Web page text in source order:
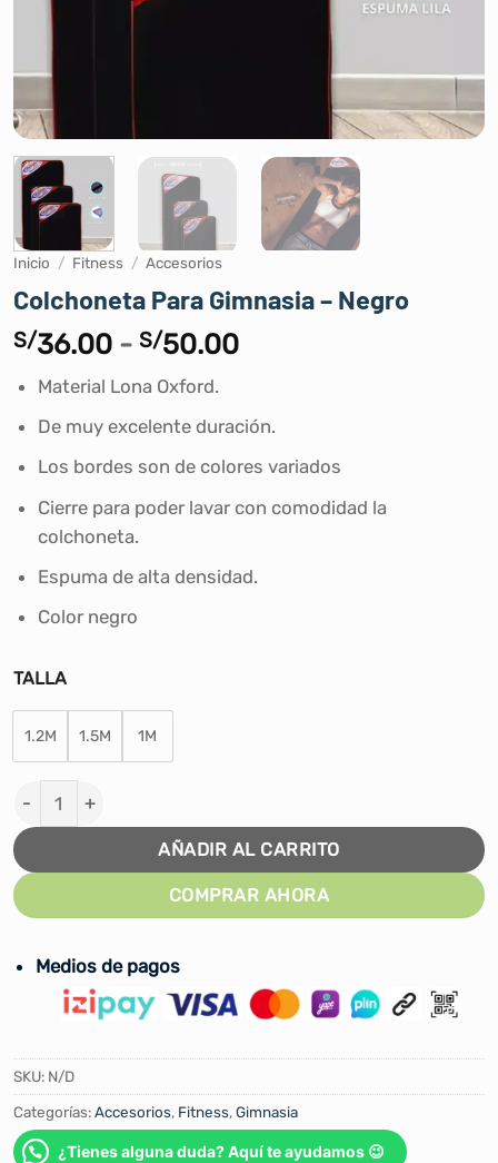
Inicio / Fitness / Accesorios
Colchoneta Para Gimnasia – Negro
S/36.00 - S/50.00Rango
desde
S/36.00
hasta
S/50.00
Material Lona Oxford.
De muy excelente duración.
Los bordes son de colores variados
Cierre para poder lavar con comodidad la
colchoneta.
Espuma de alta densidad.
Color negro
TALLA
1.2M 1.5M 1M
Colchoneta Para Gimnasia - Negro cantidad
AÑADIR AL CARRITO
COMPRAR AHORA
Medios de pagos
SKU: N/D
Categorías:Accesorios, Fitness,Gimnasia
¿Tienes alguna duda? Aquí te ayudamos 😉